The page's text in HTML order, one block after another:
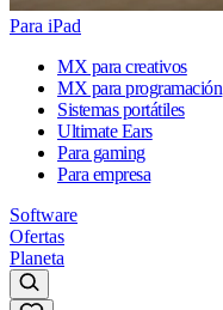
Para iPad
MX para creativos
MX para programación
Sistemas portátiles
Ultimate Ears
Para gaming
Para empresa
Software
Ofertas
Planeta